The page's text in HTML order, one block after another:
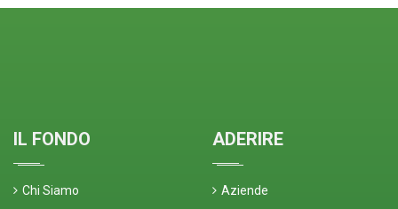
IL FONDO
Chi Siamo
ADERIRE
Aziende